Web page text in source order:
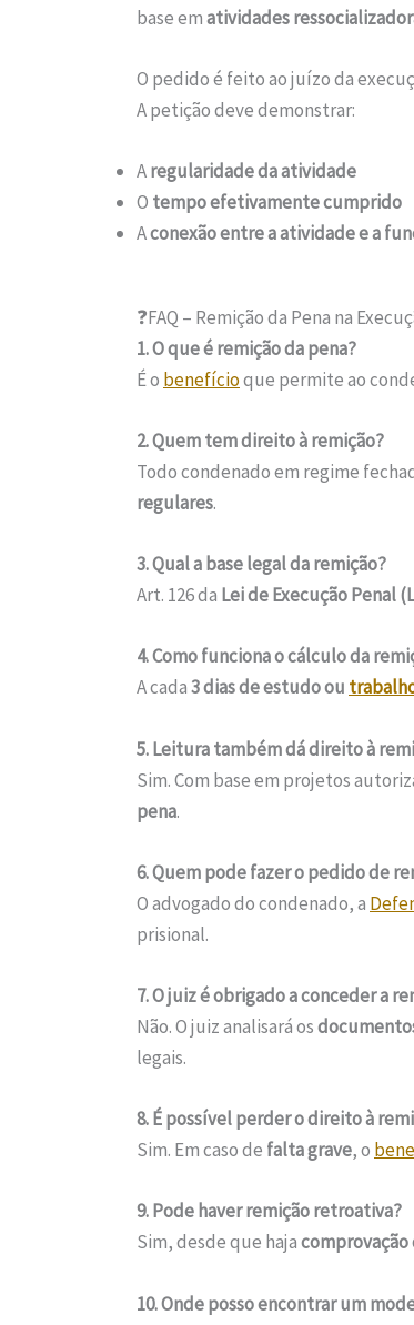
base ematividades
O pedido é feito ao juízo da
A petição deve demonstrar:
Aregularidade da atividade
O tempo efetivamente cumprido
Aconexão entre a atividade e a
❓FAQ – Remição da Pena na
1. O que é remição da pena?
É o benefícioque permite ao
2. Quem tem direito à remição?
Todo condenado em regime
regulares.
3. Qual a base legal da remição?
Art. 126 da Lei de Execução Penal
4. Como funciona o cálculo da
A cada3 dias de estudo ou
5. Leitura também dá direito à
Sim. Com base em projetos
pena.
6. Quem pode fazer o pedido de
O advogado do condenado, a
prisional.
7. O juiz é obrigado a conceder a
Não. O juiz analisará os
legais.
8. É possível perder o direito à
Sim. Em caso de falta grave, o
9. Pode haver remição retroativa?
Sim, desde que haja
10. Onde posso encontrar um